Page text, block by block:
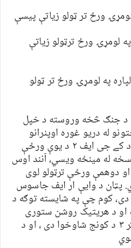
ورځ تر ټولو زیاتې پیسې
لومړۍ ورځ ترټولو زیاتې
په لومړۍ ورځ تر ټولو
د جنګ څخه وروسته د خپل
له دریو غوره اوپنرانو
څخه دوه لري. که تاسو د کے جی ایف ٢ د یوې ورځې
له مینځه ویسي، آنند اوس
دوهمې ورځې ترټولو لوی
پټان د وایې ار ایف جاسوس
دی، کوم چې په شایسته توګه د
او د هریتیک روشن ستوری
جنګ هم شامل دي. ټایګر ٣ د کونج شاوخوا دی ، او د